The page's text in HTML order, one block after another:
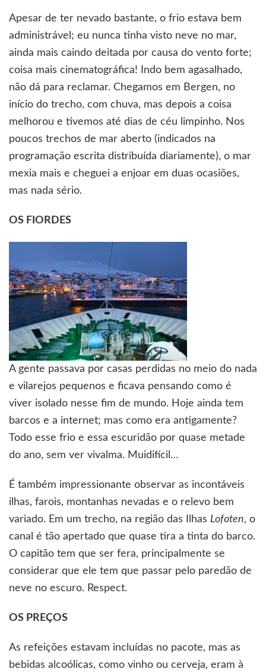
Apesar de ter nevado bastante, o frio estava bem
administrável; eu nunca tinha visto neve no mar,
ainda mais caindo deitada por causa do vento forte;
coisa mais cinematográfica! Indo bem agasalhado,
não dá para reclamar. Chegamos em Bergen, no
início do trecho, com chuva, mas depois a coisa
melhorou e tivemos até dias de céu limpinho. Nos
poucos trechos de mar aberto (indicados na
programação escrita distribuída diariamente), o mar
mexia mais e cheguei a enjoar em duas ocasiões,
mas nada sério.
OS FIORDES
A gente passava por casas perdidas no meio do nada
e vilarejos pequenos e ficava pensando como é
viver isolado nesse fim de mundo. Hoje ainda tem
barcos e a internet; mas como era antigamente?
Todo esse frio e essa escuridão por quase metade
do ano, sem ver vivalma. Muidifícil…
É também impressionante observar as incontáveis
ilhas, farois, montanhas nevadas e o relevo bem
variado. Em um trecho, na região das Ilhas Lofoten, o
canal é tão apertado que quase tira a tinta do barco.
O capitão tem que ser fera, principalmente se
considerar que ele tem que passar pelo paredão de
neve no escuro. Respect.
OS PREÇOS
As refeições estavam incluídas no pacote, mas as
bebidas alcoólicas, como vinho ou cerveja, eram à